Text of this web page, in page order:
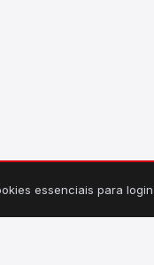
essenciais para